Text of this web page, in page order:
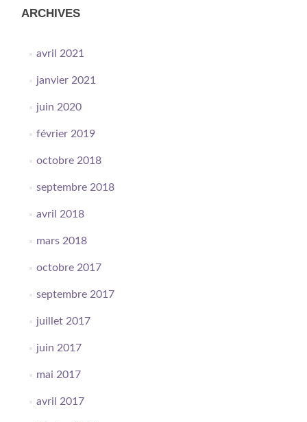
ARCHIVES
avril 2021
janvier 2021
juin 2020
février 2019
octobre 2018
septembre 2018
avril 2018
mars 2018
octobre 2017
septembre 2017
juillet 2017
juin 2017
mai 2017
avril 2017